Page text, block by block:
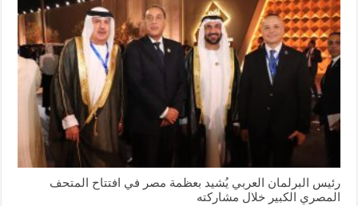
رئيس البرلمان العربي يُشيد بعظمة مصر في افتتاح المتحف
المصري الكبير خلال مشاركته